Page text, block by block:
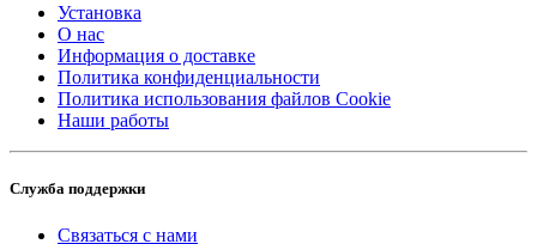
Установка
О нас
Информация о доставке
Политика конфиденциальности
Политика использования файлов Cookie
Наши работы
Служба поддержки
Связаться с нами